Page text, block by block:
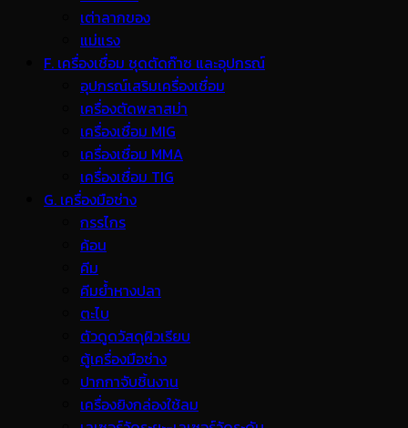
เต่าลากของ
แม่แรง
F. เครื่องเชื่อม ชุดตัดก๊าซ และอุปกรณ์
อุปกรณ์เสริมเครื่องเชื่อม
เครื่องตัดพลาสม่า
เครื่องเชื่อม MIG
เครื่องเชื่อม MMA
เครื่องเชื่อม TIG
G. เครื่องมือช่าง
กรรไกร
ค้อน
คีม
คีมย้ำหางปลา
ตะไบ
ตัวดูดวัสดุผิวเรียบ
ตู้เครื่องมือช่าง
ปากกาจับชิ้นงาน
เครื่องยิงกล่องใช้ลม